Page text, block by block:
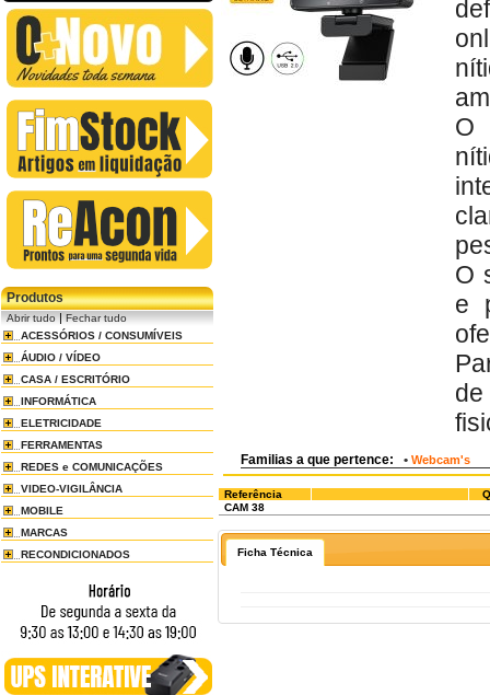
Produtos
Abrir tudo|Fechar tudo
ACESSÓRIOS / CONSUMÍVEIS
ÁUDIO / VÍDEO
CASA / ESCRITÓRIO
INFORMÁTICA
ELETRICIDADE
FERRAMENTAS
REDES e COMUNICAÇÕES
VIDEO-VIGILÂNCIA
MOBILE
MARCAS
RECONDICIONADOS
O
O
e
Familias a que pertence: • Webcam's
Referência
CAM 38
Ficha Técnica